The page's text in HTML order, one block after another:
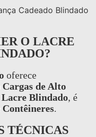
O LACRE
oferece
Cargas de Alto
Lacre Blindado, é
Contêineres.
TÉCNICAS